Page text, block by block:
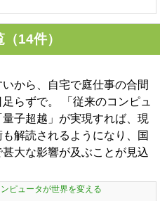
14件）
から、自宅で庭仕事の合間
らずで。 「従来のコンピュ
子超越」が実現すれば、現
解読されるようになり、国
大な影響が及ぶことが見込
ピュータが世界を変える